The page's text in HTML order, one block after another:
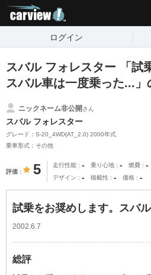
ログイン
スバル フォレスター 「試
スバル車は一度乗った...
ニックネーム非公開さん
スバル フォレスター
グレード：S-20_4WD(AT_2.0) 2000年式
乗車形式：その他
評価 5 走行性能 - 乗り心地 - 燃費 -
デザイン - 積載性 - 価格 -
試乗をお奨めします。スバ
2002.6.7
総評